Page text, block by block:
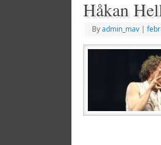
Håkan
Byadmin_mav |